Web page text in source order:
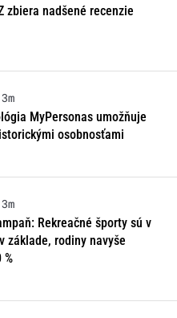
zbiera nadšené recenzie
3m
MyPersonas umožňuje
osobnosťami
3m
Rekreačné športy sú v
základe, rodiny navyše